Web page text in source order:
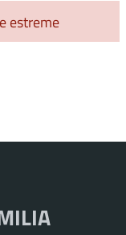
estreme